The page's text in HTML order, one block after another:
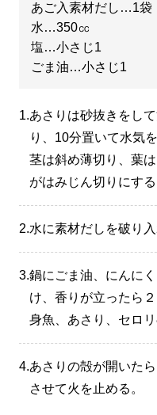
あご入素材だし…1袋
水…350㏄
塩…小さじ1
ごま油…小さじ1
1.あさりは砂抜きをし
り、10分置いて水気
茎は斜め薄切り、葉
がはみじん切りにする
2.水に素材だしを破り入
3.鍋にごま油、にんに
け、香りが立ったら
身魚、あさり、セロ
4.あさりの殻が開いた
させて火を止める。